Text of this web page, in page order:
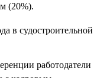
(20%).
работодатели